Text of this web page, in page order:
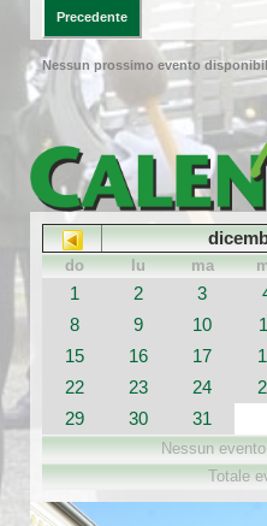
Precedente
Nessun prossimo evento
do lu ma
1 2 3
8
9 10
15
16 17
22
23 24
29
30 31
Nessun
Totale